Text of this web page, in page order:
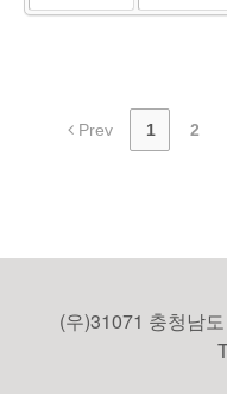
Prev 1 2
(우)31071 충청남